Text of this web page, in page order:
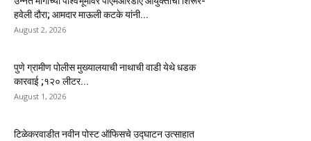
हवेली दौरा; आमदार माऊली कटके यांनी...
August 2, 2026
पुणे ग्रामीण पोलीस मुख्यालयाची नाथाची वाडी येथे धडक
कारवाई ;१२० लीटर...
August 1, 2026
टिळेकरवाडीत नवीन पोस्ट ऑफिसचे उद्घाटन उत्साहात